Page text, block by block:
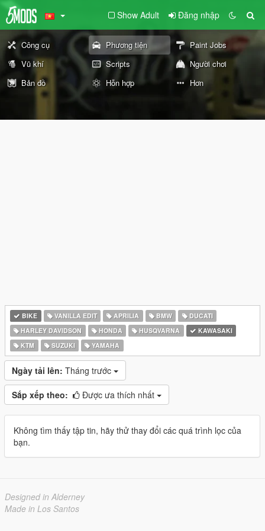
Show Adult Đăng nhập
Công cụ Phương tiện
Paint Jobs
Vũ khí
Scripts
Người chơi
Bản đồ
Hỗn hợp Hơn
BIKE VANILLA EDIT APRILIA BMW
DUCATI
HARLEY DAVIDSON
HONDA HUSQVARNA
KAWASAKI
KTM
SUZUKI YAMAHA
Ngày tải lên: Tháng trước
Sắp xếp theo: Được ưa thích nhất
Không tìm thấy tập tin, hãy thử thay đổi các quá trình lọc của
bạn.
Designed in Alderney
Made in Los Santos